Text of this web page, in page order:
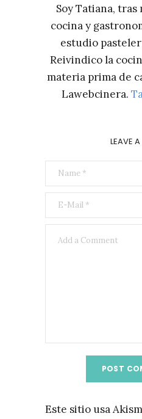
Soy Tatiana,
cocina y
estudio
Reivindico la
materia prima de
Lawebcinera.
LEAVE A
Este sitio usa